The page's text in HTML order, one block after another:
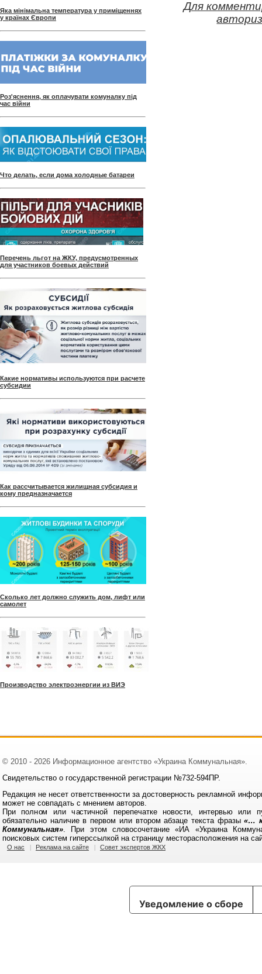
Яка мінімальна температура у приміщеннях
у країнах Європи
Роз'яснення, як оплачувати комуналку під
час війни
Что делать, если дома холодные батареи
Перечень льгот на ЖКУ, предусмотренных
для участников боевых действий
Какие нормативы используются при расчете
субсидии
Как рассчитывается жилищная субсидия и
кому предназначается
Сколько лет должно служить дом, лифт или
самолет
Производство электроэнергии из ВИЭ
Для
© 2010 - 2026 Информационное агентство «Украина Коммунальная».
Свидетельство о государственной регистрации №732-594ПР.
Редакция не несет ответственности за достоверность рекламной
может не совпадать с мнением авторов.
При полном или частичной перепечатке новости, интервью или
обязательно наличие в первом или втором абзаце текста фразы «…
Коммунальная». При этом словосочетание «ИА «Украина
поисковых систем гиперссылкой на страницу месторасположения на
О нас Реклама на сайте Совет экспертов ЖКХ
Уведомление о сборе